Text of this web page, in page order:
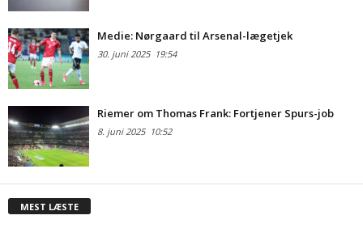
Medie: Nørgaard til Arsenal-lægetjek
30. juni 202519:54
Riemer om Thomas Frank: Fortjener Spurs-job
8. juni 202510:52
MEST LÆSTE